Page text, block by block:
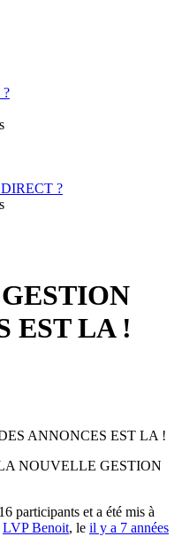
?
?
EST LA !
ANNONCES EST LA !
NOUVELLE GESTION
participants et a été mis à
LVP Benoit, le il y a 7 années